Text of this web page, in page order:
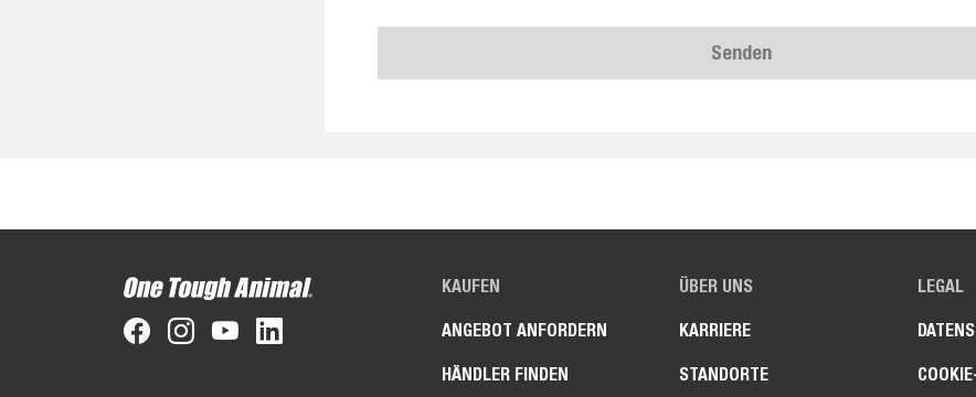
Senden
KAUFEN
ANGEBOT ANFORDERN
HÄNDLER FINDEN
ÜBER UNS
KARRIERE
STANDORTE
LEGAL